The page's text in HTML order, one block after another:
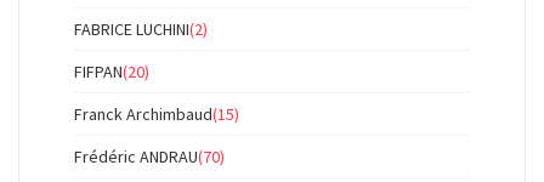
FABRICE LUCHINI(2)
FIFPAN(20)
Franck Archimbaud(15)
Frédéric ANDRAU(70)